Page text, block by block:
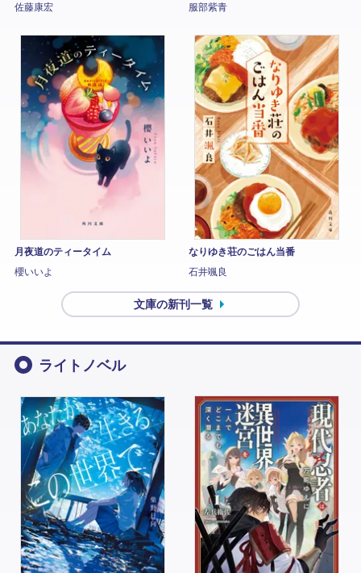
佐藤康宏
服部紫青
月夜道のティータイム
櫻いいよ
なりゆき荘のごはん当番
石井颯良
文庫の新刊一覧
ライトノベル